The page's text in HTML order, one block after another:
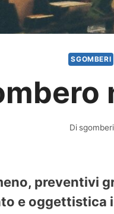
SGOMBERI
Di
preventivi
e oggettistica